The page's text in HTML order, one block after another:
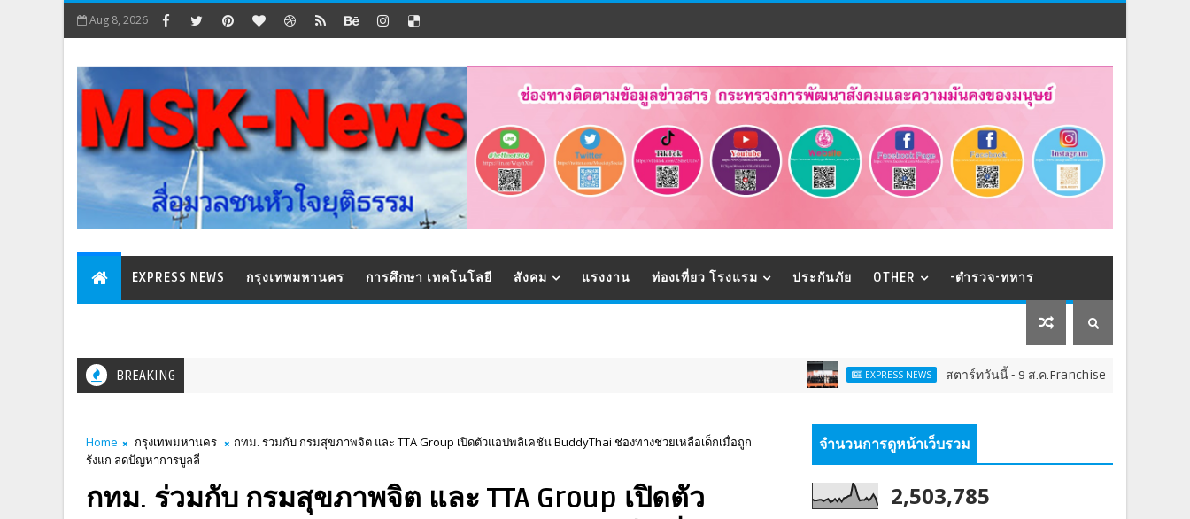
Aug 8, 2026
EXPRESS NEWS กรุงเทพมหานคร การศึกษา เทคโนโลยี สังคม แรงงาน ท่องเที่ยว โรงแรม ประกันภัย OTHER -ตำรวจ-ทหาร
BREAKING EXPRESS NEWS สตาร์ทวันนี้ - 9 ส.ค.Franchise Expo Thailand & TESE 2026 พบ
Home กรุงเทพมหานคร
กทม. ร่วมกับ กรมสุขภาพจิต และ TTA Group เปิดตัวแอปพลิเคชัน BuddyThai ช่องทางช่วยเหลือเด็กเมื่อถูก
รังแก ลดปัญหาการบูลลี่
กทม. ร่วมกับ กรมสุขภาพจิต และ TTA Group เปิดตัว
จำนวนการดูหน้าเว็บรวม
2,503,785